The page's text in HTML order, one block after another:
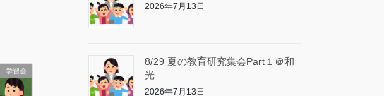
学習会
2026年7月13日
8/29 夏の教育研究集会Part１＠和
光
2026年7月13日